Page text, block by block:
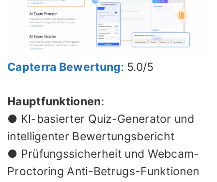
Capterra Bewertung: 5.0/5
Hauptfunktionen:
● KI-basierter Quiz-Generator und
intelligenter Bewertungsbericht
● Prüfungssicherheit und Webcam-
Proctoring Anti-Betrugs-Funktionen